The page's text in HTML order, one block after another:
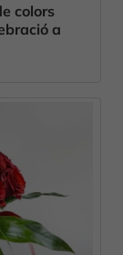
colors
a